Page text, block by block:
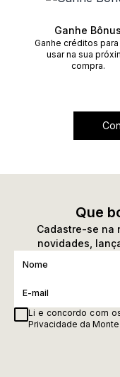
Ganhe Bônus
Ganhe créditos
usar na sua
compra.
Que
Cadastre-se na
novidades,
Li e concordo com
Privacidade da